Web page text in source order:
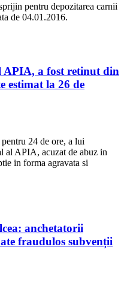
pentru depozitarea carnii
de 04.01.2016.
APIA, a fost retinut din
estimat la 26 de
24 de ore, a lui
al APIA, acuzat de abuz in
in forma agravata si
anchetatorii
fraudulos subvenții